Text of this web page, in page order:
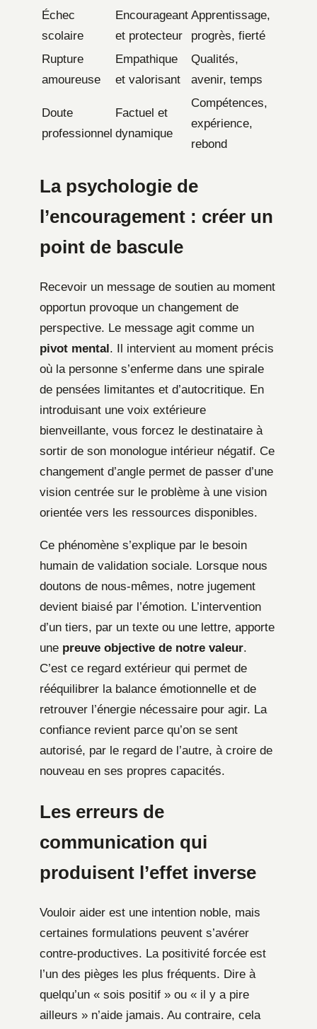
Échec
scolaire
Encourageant
et protecteur
Apprentissage,
progrès, fierté
Rupture
amoureuse
Empathique
et valorisant
Qualités,
avenir, temps
Doute
professionnel
Factuel et
dynamique
Compétences,
expérience,
rebond
La psychologie de
l’encouragement : créer un
point de bascule
Recevoir un message de soutien au moment
opportun provoque un changement de
perspective. Le message agit comme un
pivot mental . Il intervient au moment précis
où la personne s’enferme dans une spirale
de pensées limitantes et d’autocritique. En
introduisant une voix extérieure
bienveillante, vous forcez le destinataire à
sortir de son monologue intérieur négatif. Ce
changement d’angle permet de passer d’une
vision centrée sur le problème à une vision
orientée vers les ressources disponibles.
Ce phénomène s’explique par le besoin
humain de validation sociale. Lorsque nous
doutons de nous-mêmes, notre jugement
devient biaisé par l’émotion. L’intervention
d’un tiers, par un texte ou une lettre, apporte
une preuve objective de notre valeur.
C’est ce regard extérieur qui permet de
rééquilibrer la balance émotionnelle et de
retrouver l’énergie nécessaire pour agir. La
confiance revient parce qu’on se sent
autorisé, par le regard de l’autre, à croire de
nouveau en ses propres capacités.
Les erreurs de
communication qui
produisent l’effet inverse
Vouloir aider est une intention noble, mais
certaines formulations peuvent s’avérer
contre-productives. La positivité forcée est
l’un des pièges les plus fréquents. Dire à
quelqu’un « sois positif » ou « il y a pire
ailleurs » n’aide jamais. Au contraire, cela